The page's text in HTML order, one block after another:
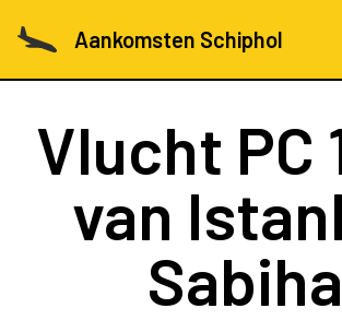
Aankomsten Schiphol
Vlucht PC
van
Sabiha